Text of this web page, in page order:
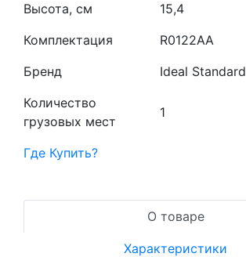
Высота, см
15,4
Комплектация
R0122AA
Бренд
Ideal Standard
Количество
грузовых мест
1
Где Купить?
О товаре
Характеристики